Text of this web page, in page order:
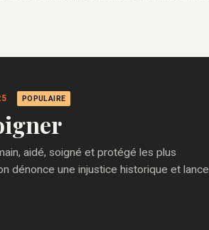
POPULAIRE
aidé, soigné et protégé les plus
dénonce une injustice historique et lance